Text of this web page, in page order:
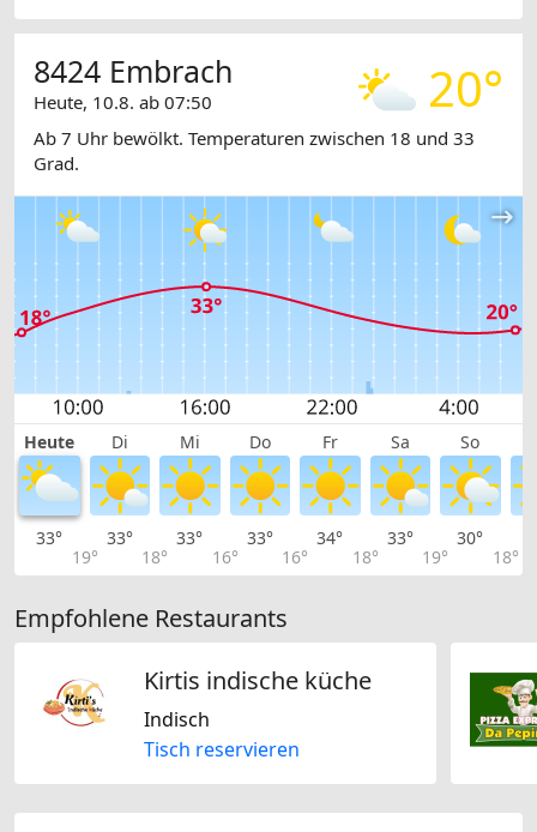
20°
8424 Embrach
Heute, 10.8. ab 07:50
Ab 7 Uhr bewölkt. Temperaturen zwischen 18 und 33
Grad.
Heute Di Mi Do Fr Sa So
33°
19°
33°
18°
33°
16°
33°
16°
34°
18°
33°
19°
30°
18°
Empfohlene Restaurants
Kirtis indische küche
Indisch
Tisch reservieren